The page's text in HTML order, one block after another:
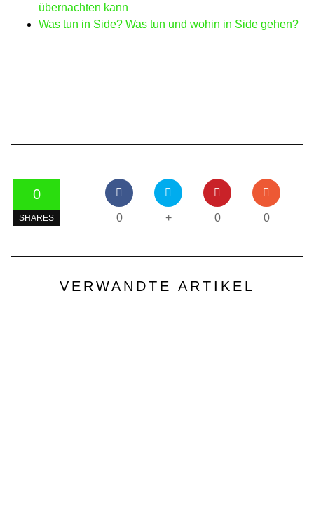
übernachten kann
Was tun in Side? Was tun und wohin in Side gehen?
0
SHARES 0 + 0 0
VERWANDTE ARTIKEL